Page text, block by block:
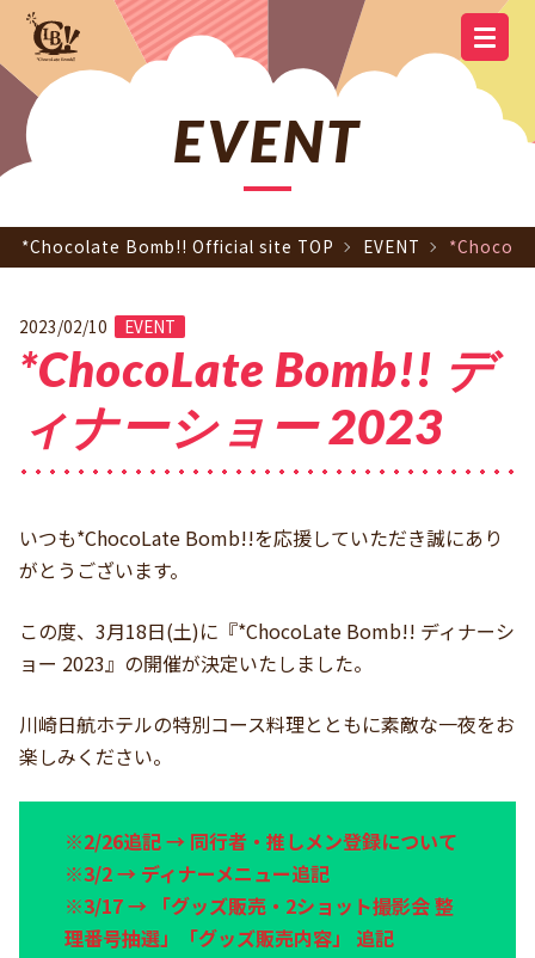
OFFICIAL SITE TOP
SCHEDULE DISCOGRAPHY
GOODS
YOUTUBE OFFICIAL LINE
OFFICIAL
EVENT
*Chocolate Bomb!! Official site TOP EVENT
2023/02/10 EVENT
*ChocoLate Bomb!! デ
ィナーショー 2023
いつも*ChocoLate Bomb!!を応援していただき誠にあり
がとうございます。
この度、3月18日(土)に『*ChocoLate Bomb!! ディナーシ
ョー 2023』の開催が決定いたしました。
川崎日航ホテルの特別コース料理とともに素敵な一夜をお
楽しみください。
※2/26追記 → 同行者・推しメン登録について
※3/2 → ディナーメニュー追記
※3/17 → 「グッズ販売・2ショット撮影会 整
理番号抽選」「グッズ販売内容」 追記